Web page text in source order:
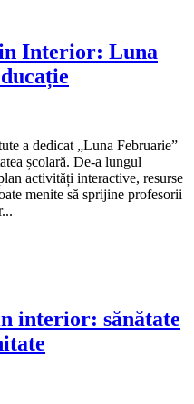
Interior: Luna
a dedicat „Luna Februarie”
școlară. De-a lungul
activități interactive, resurse
menite să sprijine profesorii
interior: sănătate